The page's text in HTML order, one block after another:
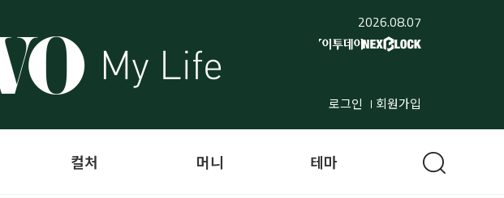
2026.08.07
로그인 회원가입
컬처 머니 테마